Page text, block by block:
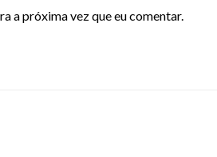
a próxima vez que eu comentar.